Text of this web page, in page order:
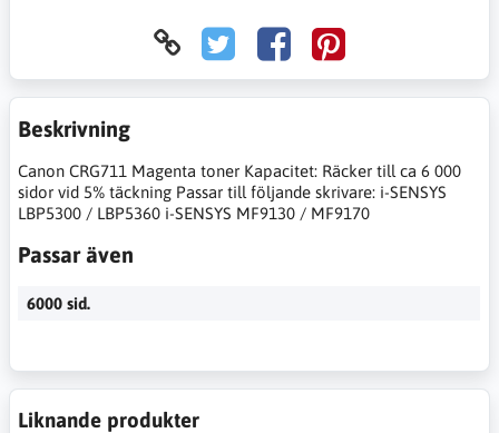
Beskrivning
Canon CRG711 Magenta toner Kapacitet: Räcker till ca 6 000
sidor vid 5% täckning Passar till följande skrivare: i-SENSYS
LBP5300 / LBP5360 i-SENSYS MF9130 / MF9170
Passar även
6000 sid.
Liknande produkter